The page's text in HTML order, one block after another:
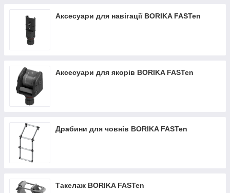
Аксесуари для навігації BORIKA FASTen
Аксесуари для якорів BORIKA FASTen
Драбини для човнів BORIKA FASTen
Такелаж BORIKA FASTen